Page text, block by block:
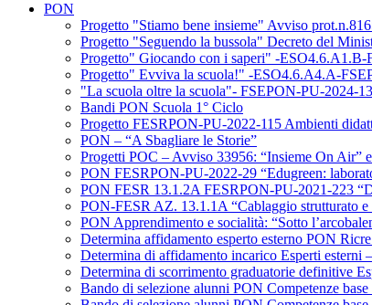
PON
Progetto "Stiamo bene insieme" Avviso
Progetto "Seguendo la bussola" Decreto del
Progetto" Giocando con i saperi" -
Progetto" Evviva la scuola!" -ESO4.6.A4.A-
"La scuola oltre la scuola"- FSEPON-PU-2024-
Bandi PON Scuola 1° Ciclo
Progetto FESRPON-PU-2022-115 Ambienti
PON – “A Sbagliare le Storie”
Progetti POC – Avviso 33956: “Insieme On Air”
PON FESRPON-PU-2022-29 “Edugreen:
PON FESR 13.1.2A FESRPON-PU-2021-223
PON-FESR AZ. 13.1.1A “Cablaggio strutturato
PON Apprendimento e socialità: “Sotto
Determina affidamento esperto esterno PON
Determina di affidamento incarico Esperti
Determina di scorrimento graduatorie definitive
Bando di selezione alunni PON Competenze